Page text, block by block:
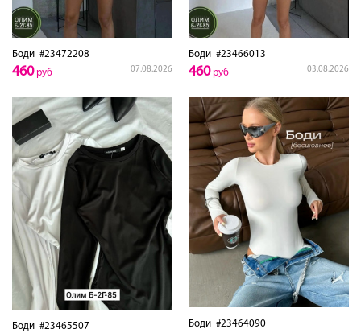
Боди #23472208
07.08.2026
460руб
Боди #23466013
03.08.2026
460руб
Боди #23465507 Боди #23464090